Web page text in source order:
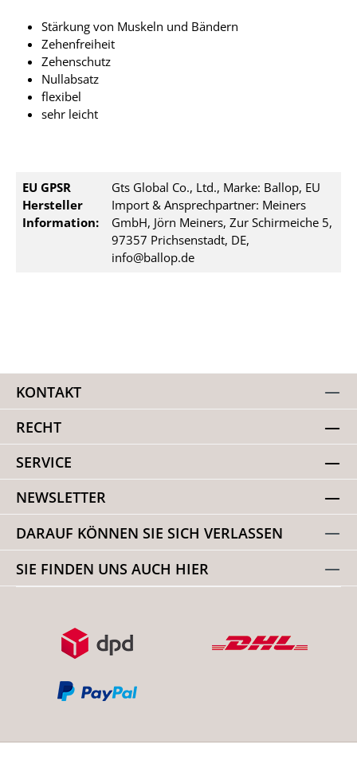
Stärkung von Muskeln und Bändern
Zehenfreiheit
Zehenschutz
Nullabsatz
flexibel
sehr leicht
EU GPSR
Hersteller
Information:
Gts Global Co., Ltd., Marke: Ballop, EU
Import & Ansprechpartner: Meiners
GmbH, Jörn Meiners, Zur Schirmeiche 5,
97357 Prichsenstadt, DE,
info@ballop.de
KONTAKT
RECHT
SERVICE
NEWSLETTER
DARAUF KÖNNEN SIE SICH VERLASSEN
SIE FINDEN UNS AUCH HIER